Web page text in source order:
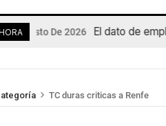
De 2026 El dato de empleo
TC duras criticas a Renfe